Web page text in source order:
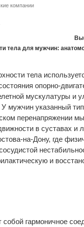
компании
тела для мужчин:
тела
опорно-
мускулатуры и
мужчин указанный
перенапряжении
в суставах и
на-Дону, где
и
гармоничное